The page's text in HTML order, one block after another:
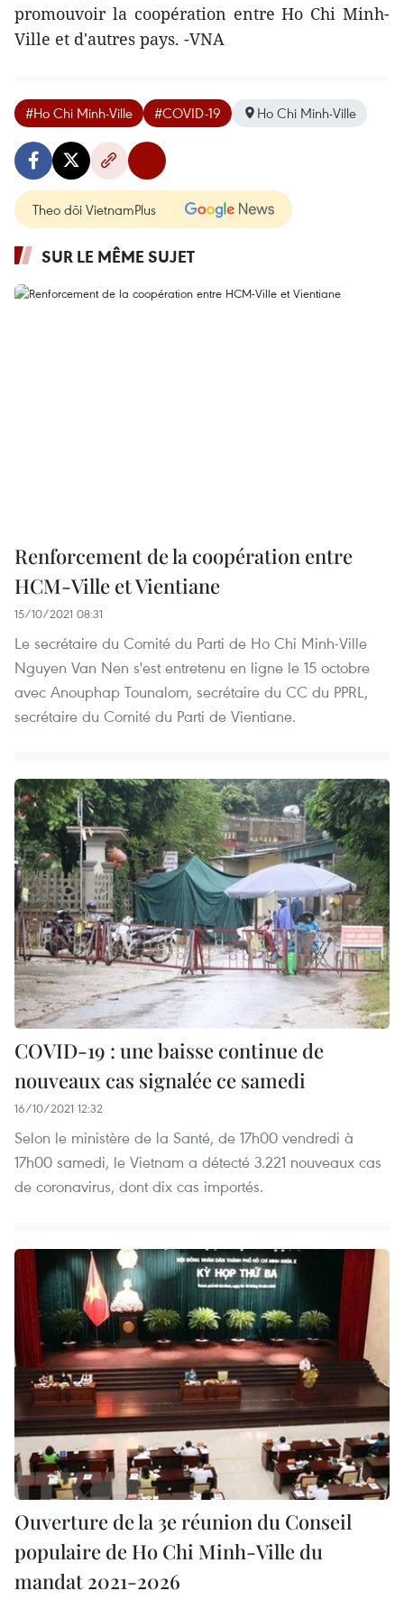
promouvoir la coopération entre Ho Chi Minh-
Ville et d'autres pays. -VNA
#Ho Chi Minh-Ville #COVID-19 Ho Chi Minh-Ville
Theo dõi VietnamPlus
SUR LE MÊME SUJET
Renforcement de la coopération entre
HCM-Ville et Vientiane
15/10/2021 08:31
Le secrétaire du Comité du Parti de Ho Chi Minh-Ville
Nguyen Van Nen s'est entretenu en ligne le 15 octobre
avec Anouphap Tounalom, secrétaire du CC du PPRL,
secrétaire du Comité du Parti de Vientiane.
COVID-19 : une baisse continue de
nouveaux cas signalée ce samedi
16/10/2021 12:32
Selon le ministère de la Santé, de 17h00 vendredi à
17h00 samedi, le Vietnam a détecté 3.221 nouveaux cas
de coronavirus, dont dix cas importés.
Ouverture de la 3e réunion du Conseil
populaire de Ho Chi Minh-Ville du
mandat 2021-2026